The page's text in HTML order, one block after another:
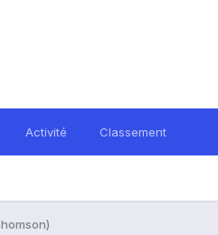
Activité Classement